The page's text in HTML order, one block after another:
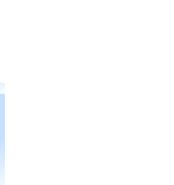
tuoi marchi preferiti con